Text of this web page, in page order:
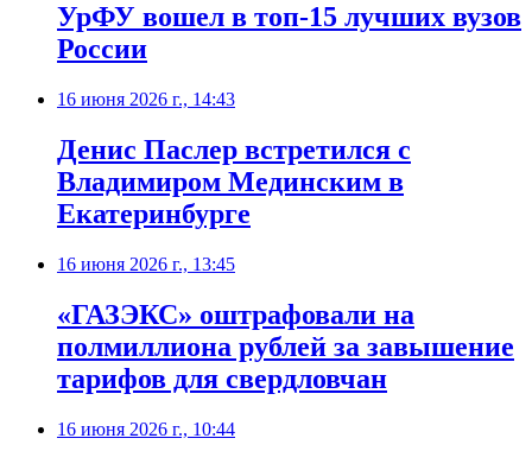
УрФУ вошел в топ-15 лучших вузов
России
16 июня 2026 г., 14:43
Денис Паслер встретился с
Владимиром Мединским в
Екатеринбурге
16 июня 2026 г., 13:45
«ГАЗЭКС» оштрафовали на
полмиллиона рублей за завышение
тарифов для свердловчан
16 июня 2026 г., 10:44